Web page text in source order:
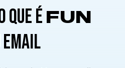
QUE É FUN
EMAIL